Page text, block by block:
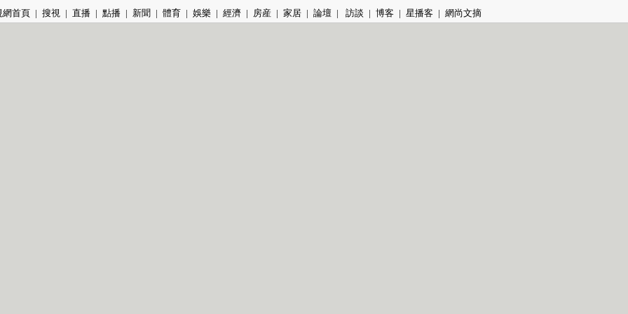
網首頁 | 搜視 | 直播 | 點播 | 新聞 | 體育 | 娛樂 | 經濟 | 房産 | 家居 | 論壇 | 訪談 | 博客 | 星播客 | 網尚文摘